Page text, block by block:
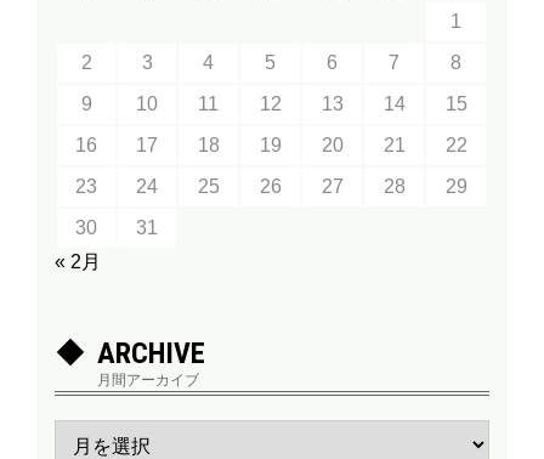
1
2
3 4 5 6 7
8
9
10 11 12 13 14
15
16
17 18 19 20 21
22
23
24 25 26 27 28
29
30
31
« 2月
ARCHIVE
月間アーカイブ